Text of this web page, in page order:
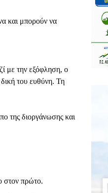
και μπορούν να
με την εξόφληση, ο
του ευθύνη. Τη
της διοργάνωσης και
στον πρώτο.